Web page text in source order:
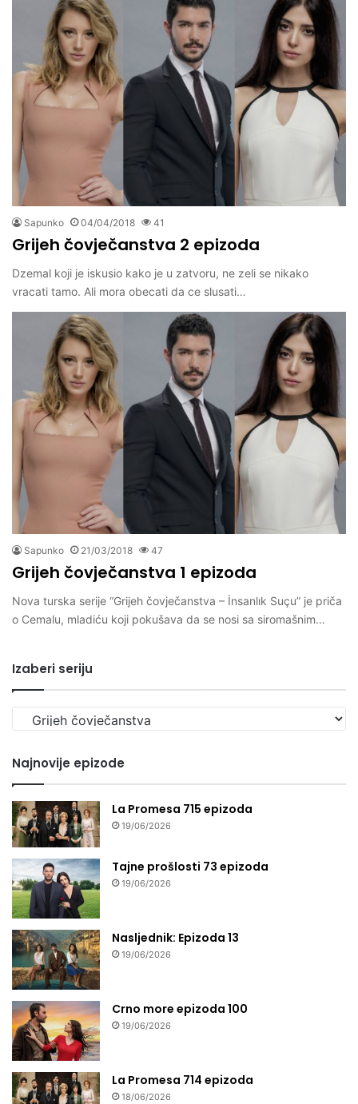
Sapunko 04/04/2018 41
Grijeh čovječanstva 2 epizoda
Dzemal koji je iskusio kako je u zatvoru, ne zeli se nikako
vracati tamo. Ali mora obecati da ce slusati…
Sapunko 21/03/2018 47
Grijeh čovječanstva 1 epizoda
Nova turska serije “Grijeh čovječanstva – İnsanlık Suçu” je priča
o Cemalu, mladiću koji pokušava da se nosi sa siromašnim…
Izaberi seriju
Izaberi
seriju
Najnovije epizode
La Promesa 715 epizoda
19/06/2026
Tajne prošlosti 73 epizoda
19/06/2026
Nasljednik: Epizoda 13
19/06/2026
Crno more epizoda 100
19/06/2026
La Promesa 714 epizoda
18/06/2026